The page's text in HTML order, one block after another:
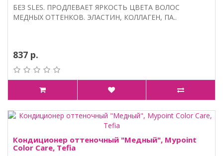
БЕЗ SLES. ПРОДЛЕВАЕТ ЯРКОСТЬ ЦВЕТА ВОЛОС
МЕДНЫХ ОТТЕНКОВ. ЭЛАСТИН, КОЛЛАГЕН, ПА..
837 р.
Кондиционер оттеночный "Медный", Mypoint
Color Care, Tefia